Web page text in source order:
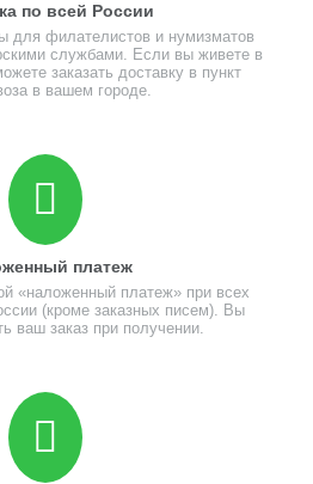
по всей России
для филателистов и нумизматов
службами. Если вы живете в
заказать доставку в пункт
в вашем городе.
платеж
«наложенный платеж» при всех
(кроме заказных писем). Вы
ваш заказ при получении.